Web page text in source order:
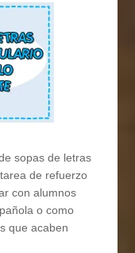
sopas de letras
de refuerzo
con alumnos
o como
que acaben